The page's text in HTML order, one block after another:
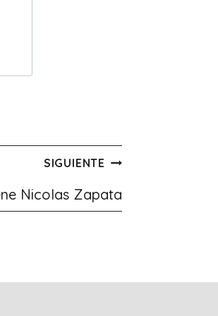
SIGUIENTE
Nicolas Zapata